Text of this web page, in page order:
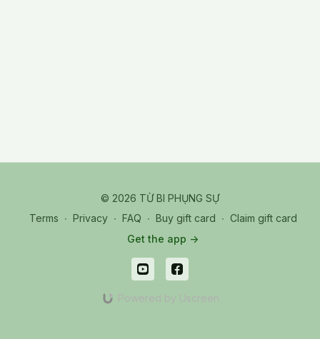
© 2026 TỪ BI PHỤNG SỰ
Terms ∙ Privacy ∙ FAQ ∙ Buy gift card ∙ Claim gift card
Get the app ->
Powered by Uscreen